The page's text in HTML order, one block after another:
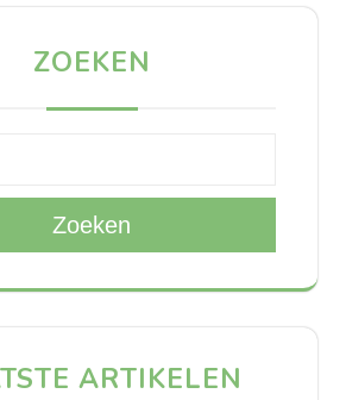
ZOEKEN
Zoeken
ARTIKELEN